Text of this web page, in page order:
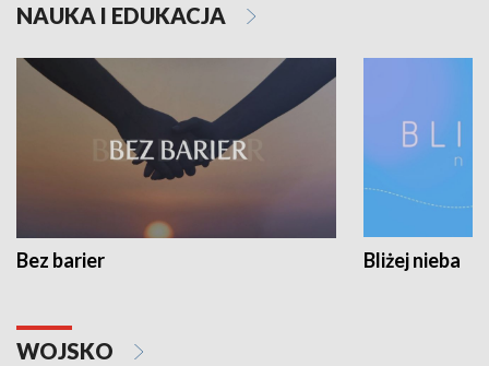
NAUKA I EDUKACJA
Bez barier Bliżej nieba
WOJSKO